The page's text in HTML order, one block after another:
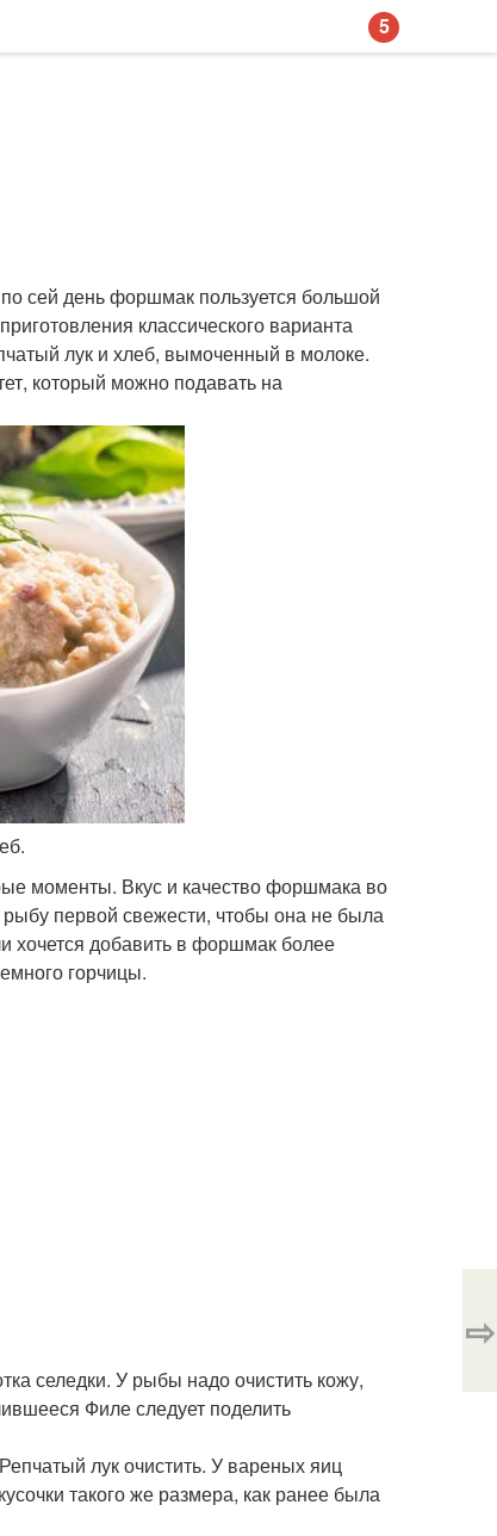
сей день форшмак пользуется большой
классического варианта
лук и хлеб, вымоченный в молоке.
который можно подавать на
моменты. Вкус и качество форшмака во
рыбу первой свежести, чтобы она не была
хочется добавить в форшмак более
горчицы.
селедки. У рыбы надо очистить кожу,
Филе следует поделить
лук очистить. У вареных яиц
такого же размера, как ранее была
⇨
5